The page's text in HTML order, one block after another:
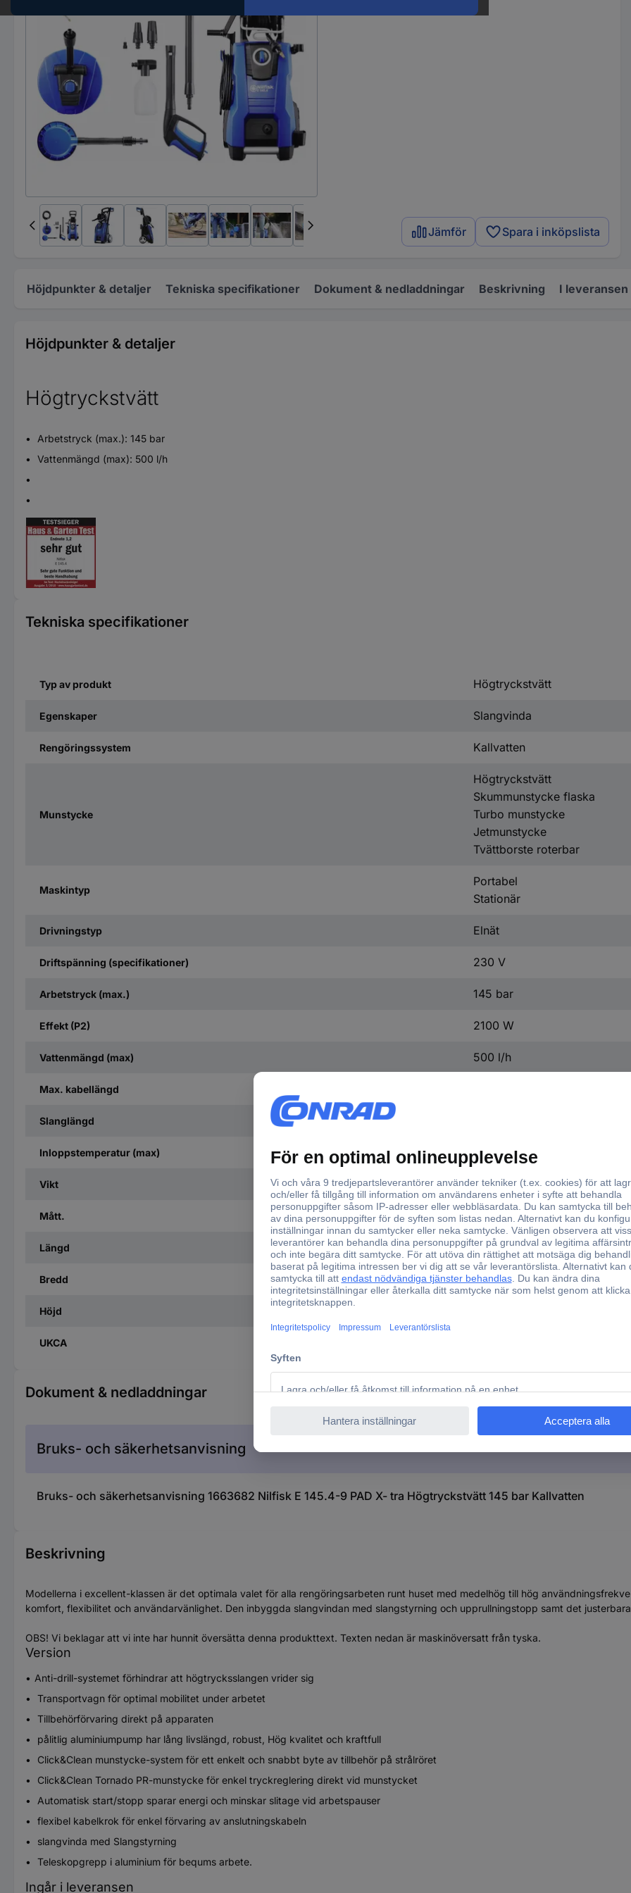
Jämför Spara i inköpslista
Höjdpunkter & detaljer Tekniska specifikationer Dokument & nedladdningar Beskrivning I leveransen
Höjdpunkter & detaljer
Högtryckstvätt
Arbetstryck (max.): 145 bar
Vattenmängd (max): 500 l/h
Tekniska specifikationer
Typ av produkt Högtryckstvätt
Egenskaper Slangvinda
Rengöringssystem Kallvatten
Munstycke
Högtryckstvätt
Skummunstycke flaska
Turbo munstycke
Jetmunstycke
Tvättborste roterbar
Maskintyp
Portabel
Stationär
Drivningstyp Elnät
Driftspänning (specifikationer) 230 V
Arbetstryck (max.) 145 bar
Effekt (P2) 2100 W
Vattenmängd (max) 500 l/h
Max. kabellängd
Slanglängd
Inloppstemperatur (max) 40 °C
Vikt 18.60 kg
Mått. (L x B x H) 345 x 395 x 900
Längd 345 mm
Bredd 395 mm
Höjd
UKCA
Dokument & nedladdningar
Bruks- och säkerhetsanvisning
Bruks- och säkerhetsanvisning 1663682 Nilfisk E 145.4-9 PAD X- tra Högtryckstvätt 145 bar Kallvatten
Beskrivning
Modellerna i excellent-klassen är det optimala valet för alla rengöringsarbeten runt huset med medelhög till hög
komfort, flexibilitet och användarvänlighet. Den inbyggda slangvindan med slangstyrning och upprullningstopp samt det
OBS! Vi beklagar att vi inte har hunnit översätta denna produkttext. Texten nedan är maskinöversatt från tyska.
Version
Anti-drill-systemet förhindrar att högtrycksslangen vrider sig
Transportvagn för optimal mobilitet under arbetet
Tillbehörförvaring direkt på apparaten
pålitlig aluminiumpump har lång livslängd, robust, Hög kvalitet och kraftfull
Click&Clean munstycke-system för ett enkelt och snabbt byte av tillbehör på strålröret
Click&Clean Tornado PR-munstycke för enkel tryckreglering direkt vid munstycket
Automatisk start/stopp sparar energi och minskar slitage vid arbetspauser
flexibel kabelkrok för enkel förvaring av anslutningskabeln
slangvinda med Slangstyrning
Teleskopgrepp i aluminium för bequms arbete.
Ingår i leveransen